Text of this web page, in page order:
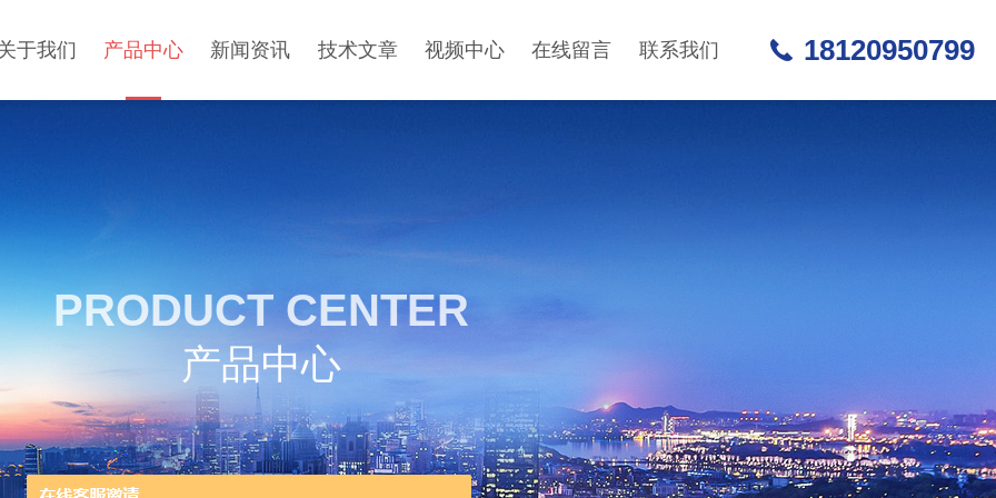
于我们 产品中心 新闻资讯 技术文章 视频中心 在线留言 联系我们 18120950799
PRODUCT CENTER
产品中心